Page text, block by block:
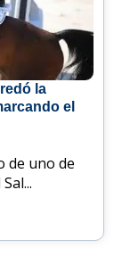
la
el
de uno de